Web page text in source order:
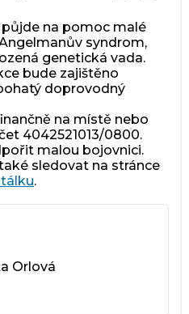
na pomoc malé
syndrom,
genetická vada.
bude zajištěno
doprovodný
na místě nebo
4042521013/0800.
malou bojovnici.
sledovat na stránce
.
Orlová